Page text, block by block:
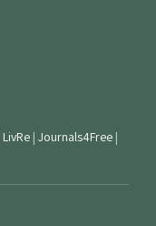
LivRe | Journals4Free |